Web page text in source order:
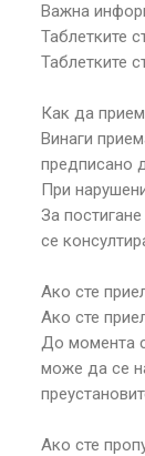
Важна
Таблетките
Таблетките
Как да
Винаги
предписано
При
За
се
Ако сте
Ако сте
До момента
може да се
Ако сте